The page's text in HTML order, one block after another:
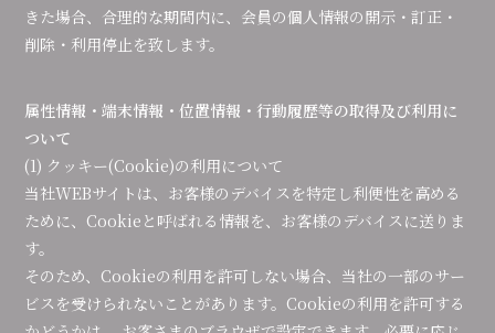
きた場合、合理的な期間内に、会員の個人情報の開示・訂正・
削除・利用停止を致します。
属性情報・端末情報・位置情報・行動履歴等の取得及び利用に
ついて
(1) クッキー(Cookie)の利用について
当社WEBサイトは、お客様のデバイスを特定し利便性を高める
ために、Cookieと呼ばれる情報を、お客様のデバイスに送りま
す。
そのため、Cookieの利用を許可しない場合、当社の一部のサー
ビスを受けられないことがあります。Cookieの利用を許可する